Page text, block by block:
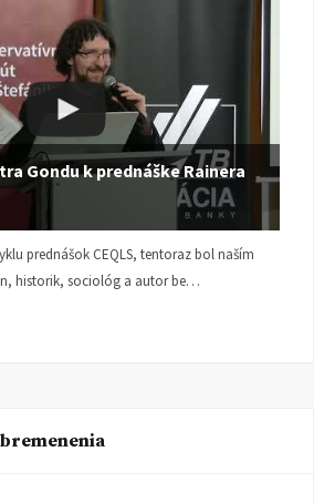
Gondu k prednáške Rainera
prednášok CEQLS, tentoraz bol naším
historik, sociológ a autor be…